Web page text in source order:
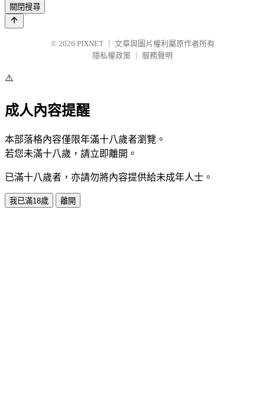
關閉搜尋
© 2026 PIXNET
文章與圖片權利屬原作者所有
隱私權政策
服務聲明
⚠️
成人內容提醒
本部落格內容僅限年滿十八歲者瀏覽。
若您未滿十八歲，請立即離開。
已滿十八歲者，亦請勿將內容提供給未成年人士。
我已滿18歲 離開